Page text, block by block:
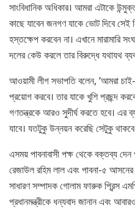
সাংবিধানিক অধিকার। আমরা এটাকে
কাছে যাবেন জনগণ যাকে ভোট দিবে সেই
হস্তক্ষেপ করবেন না। এখানে মারামারি
দলের কেউ করলে তার বিরুদ্ধে যথাযথ
আওয়ামী লীগ সভাপতি বলেন, ‘আমরা
প্রয়োগ করবে। তার যাকে খুশি প্রছন্দ
গণতন্ত্রকে আরও সুদীর্ঘ করতে হবে। এর
যাবে। যতটুকু উন্নয়ন করেছি সেটুকু থাকবে
এসময় পাবনাবাসী পক্ষ থেকে বক্তব্য
রেজাউল রহিম লাল এবং পাবনা-৫
সাধারণ সম্পাদক গোলাম ফারুক প্রিন্স
প্রধানমন্ত্রীকে ধন্যবাদ জানান এবং